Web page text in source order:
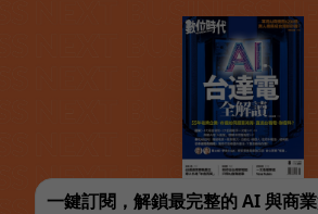
一鍵訂閱，解鎖最完整的 AI 與商